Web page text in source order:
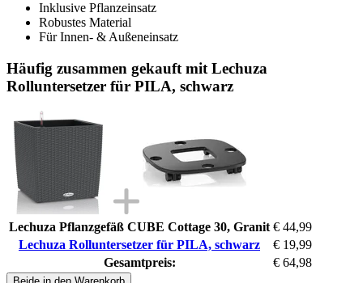
Inklusive Pflanzeinsatz
Robustes Material
Für Innen- & Außeneinsatz
Häufig zusammen gekauft mit Lechuza
Rolluntersetzer für PILA, schwarz
Lechuza Pflanzgefäß CUBE Cottage 30, Granit € 44,99
Lechuza Rolluntersetzer für PILA, schwarz
€ 19,99
Gesamtpreis:
€ 64,98